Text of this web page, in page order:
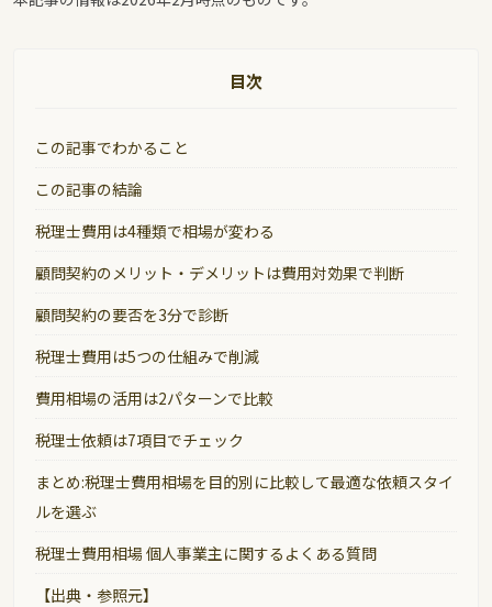
目次
この記事でわかること
この記事の結論
税理士費用は4種類で相場が変わる
顧問契約のメリット・デメリットは費用対効果で判断
顧問契約の要否を3分で診断
税理士費用は5つの仕組みで削減
費用相場の活用は2パターンで比較
税理士依頼は7項目でチェック
まとめ:税理士費用相場を目的別に比較して最適な依頼スタイ
ルを選ぶ
税理士費用相場 個人事業主に関するよくある質問
【出典・参照元】